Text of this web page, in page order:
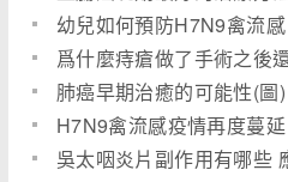
幼兒如何預防H7N9禽流感
爲什麼痔瘡做了手術之後
肺癌早期治癒的可能性(圖)
H7N9禽流感疫情再度蔓
吳太咽炎片副作用有哪些